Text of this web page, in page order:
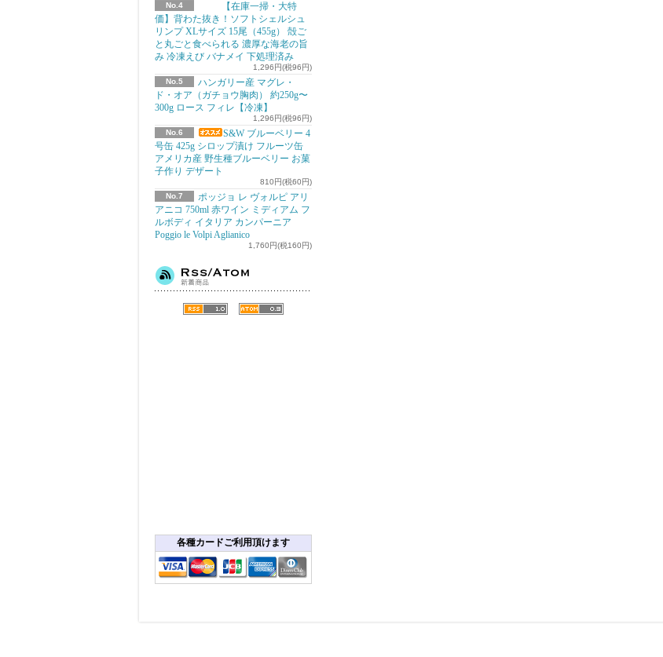
No.4
【在庫一掃・大特
価】背わた抜き！ソフトシェルシュ
リンプ XLサイズ 15尾（455g） 殻ご
と丸ごと食べられる 濃厚な海老の旨
み 冷凍えび バナメイ 下処理済み
1,296円(税96円)
No.5
ハンガリー産 マグレ・
ド・オア（ガチョウ胸肉） 約250g〜
300g ロース フィレ【冷凍】
1,296円(税96円)
No.6
S&W ブルーベリー 4
号缶 425g シロップ漬け フルーツ缶
アメリカ産 野生種ブルーベリー お菓
子作り デザート
810円(税60円)
No.7
ポッジョ レ ヴォルピ アリ
アニコ 750ml 赤ワイン ミディアム フ
ルボディ イタリア カンパーニア
Poggio le Volpi Aglianico
1,760円(税160円)
各種カードご利用頂けます